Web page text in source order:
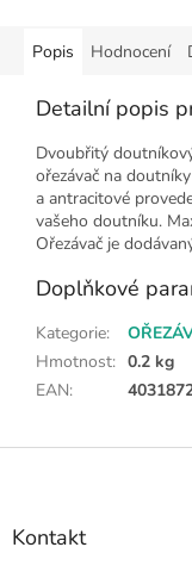
Popis Hodnocení
Detailní popis
Dvoubřitý
ořezávač na
a antracitové
vašeho doutníku.
Ořezávač je
Doplňkové
Kategorie:
Hmotnost: 0.2 kg
EAN:
Z
Kontakt